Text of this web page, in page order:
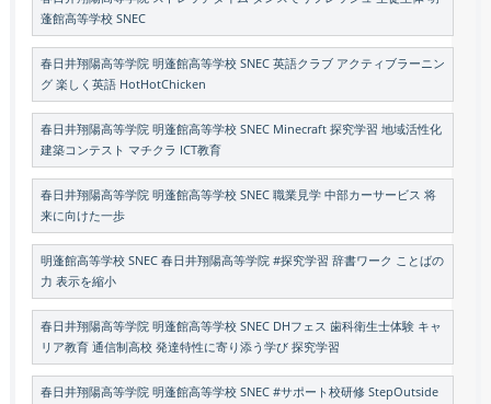
蓬館高等学校 SNEC
春日井翔陽高等学院 明蓬館高等学校 SNEC 英語クラブ アクティブラーニン
グ 楽しく英語 HotHotChicken
春日井翔陽高等学院 明蓬館高等学校 SNEC Minecraft 探究学習 地域活性化
建築コンテスト マチクラ ICT教育
春日井翔陽高等学院 明蓬館高等学校 SNEC 職業見学 中部カーサービス 将
来に向けた一歩
明蓬館高等学校 SNEC 春日井翔陽高等学院 #探究学習 辞書ワーク ことばの
力 表示を縮小
春日井翔陽高等学院 明蓬館高等学校 SNEC DHフェス 歯科衛生士体験 キャ
リア教育 通信制高校 発達特性に寄り添う学び 探究学習
春日井翔陽高等学院 明蓬館高等学校 SNEC #サポート校研修 StepOutside